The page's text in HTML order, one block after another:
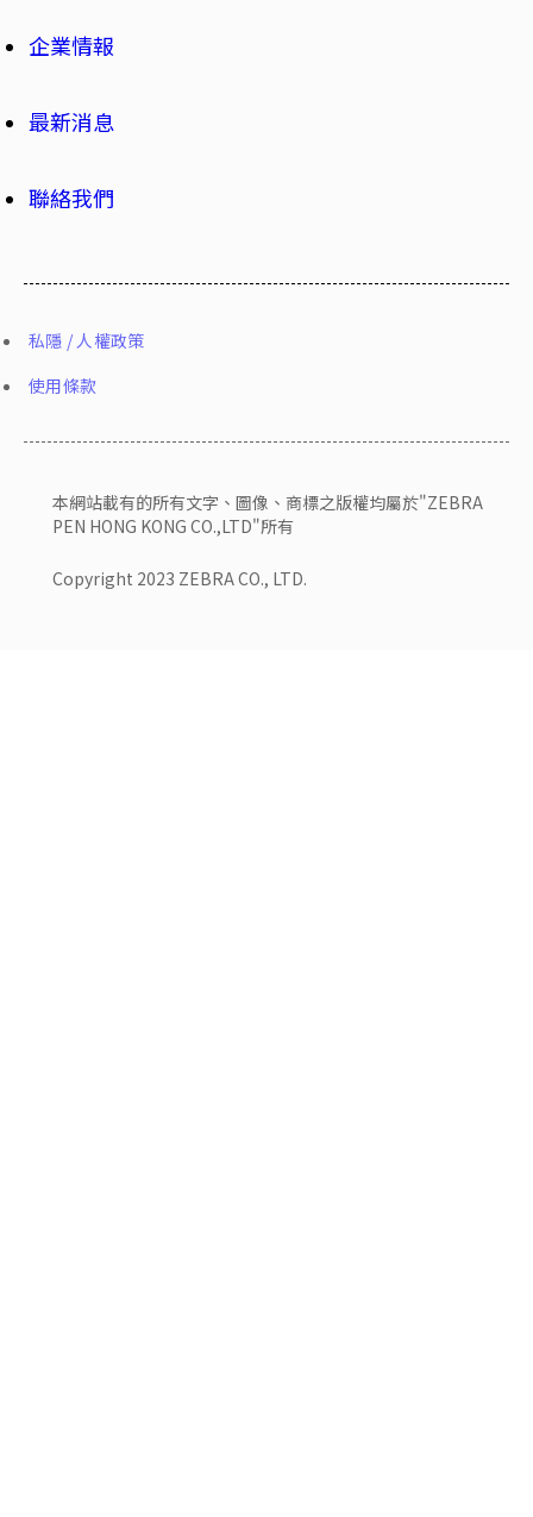
企業情報
最新消息
聯絡我們
本網站載有的所有文字、圖像、商標之版權均屬於"ZEBRA
PEN HONG KONG CO.,LTD"所有
Copyright 2023 ZEBRA CO., LTD.
私隱 / 人權政策
使用條款